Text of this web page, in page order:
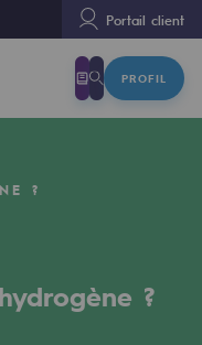
Portail client
PROFIL
énergétique
?
?